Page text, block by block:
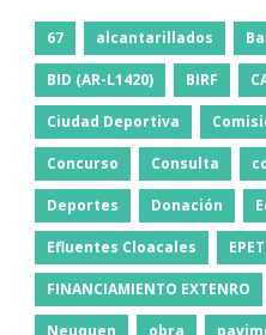
67 alcantarillados
BID (AR-L1420) BIRF
Ciudad Deportiva
Concurso Consulta
Deportes Donación
Efluentes Cloacales EPET
FINANCIAMIENTO EXTENRO
Neuquen obra